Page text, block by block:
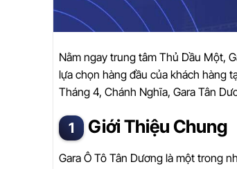
Nằm ngay trung tâm Thủ Dầu Một,
lựa chọn hàng đầu của khách hàng
Tháng 4, Chánh Nghĩa, Gara Tân
Giới Thiệu Chung
Gara Ô Tô Tân Dương là một trong